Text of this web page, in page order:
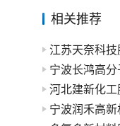
相关推荐
江苏天奈科
宁波长鸿高
河北建新化工
宁波润禾高